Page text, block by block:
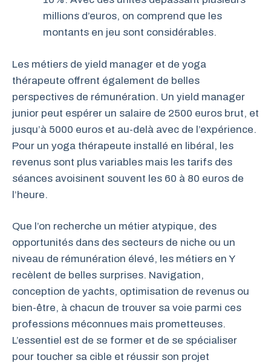
millions d’euros, on comprend que les
montants en jeu sont considérables.
Les métiers de yield manager et de yoga
thérapeute offrent également de belles
perspectives de rémunération. Un yield manager
junior peut espérer un salaire de 2500 euros brut, et
jusqu’à 5000 euros et au-delà avec de l’expérience.
Pour un yoga thérapeute installé en libéral, les
revenus sont plus variables mais les tarifs des
séances avoisinent souvent les 60 à 80 euros de
l’heure.
Que l’on recherche un métier atypique, des
opportunités dans des secteurs de niche ou un
niveau de rémunération élevé, les métiers en Y
recèlent de belles surprises. Navigation,
conception de yachts, optimisation de revenus ou
bien-être, à chacun de trouver sa voie parmi ces
professions méconnues mais prometteuses.
L’essentiel est de se former et de se spécialiser
pour toucher sa cible et réussir son projet